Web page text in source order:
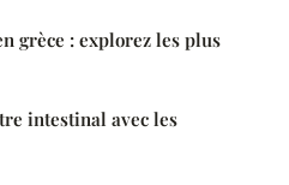
grèce : explorez les plus
intestinal avec les